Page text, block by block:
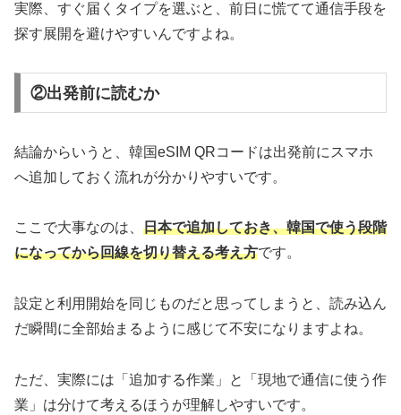
実際、すぐ届くタイプを選ぶと、前日に慌てて通信手段を
探す展開を避けやすいんですよね。
②出発前に読むか
結論からいうと、韓国eSIM QRコードは出発前にスマホ
へ追加しておく流れが分かりやすいです。
ここで大事なのは、 日本で追加しておき、韓国で使う段階
になってから回線を切り替える考え方です。
設定と利用開始を同じものだと思ってしまうと、読み込ん
だ瞬間に全部始まるように感じて不安になりますよね。
ただ、実際には「追加する作業」と「現地で通信に使う作
業」は分けて考えるほうが理解しやすいです。